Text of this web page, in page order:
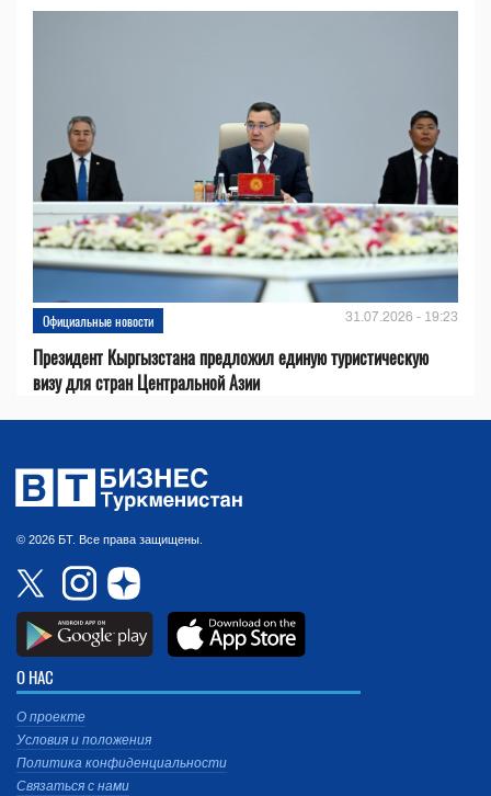
Официальные новости 31.07.2026 - 19:23
Президент Кыргызстана предложил единую туристическую
визу для стран Центральной Азии
© 2026 БТ. Все права защищены.
О НАС
О проекте
Условия и положения
Политика конфиденциальности
Связаться с нами